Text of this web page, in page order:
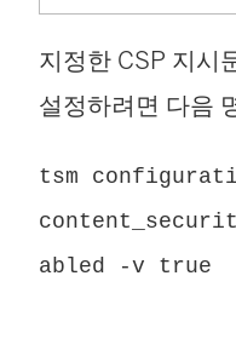
지정한 CSP 지시
설정하려면 다음
tsm
abled -v true